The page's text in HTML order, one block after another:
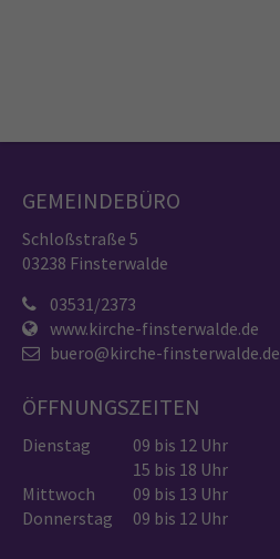
GEMEINDEBÜRO
Schloßstraße 5
03238 Finsterwalde
03531/2373
www.kirche-finsterwalde.de
buero@kirche-finsterwalde.de
ÖFFNUNGSZEITEN
Dienstag
09 bis 12 Uhr
15 bis 18 Uhr
Mittwoch
09 bis 13 Uhr
Donnerstag
09 bis 12 Uhr